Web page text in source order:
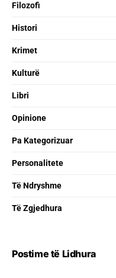
Filozofi
Histori
Krimet
Kulturë
Libri
Opinione
Pa Kategorizuar
Personalitete
Të Ndryshme
Të Zgjedhura
Postime të Lidhura